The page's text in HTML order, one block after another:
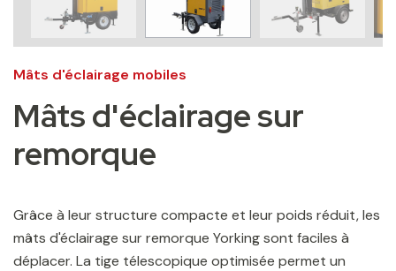
Mâts d'éclairage mobiles
Mâts d'éclairage sur
remorque
Grâce à leur structure compacte et leur poids réduit, les
mâts d'éclairage sur remorque Yorking sont faciles à
déplacer. La tige télescopique optimisée permet un